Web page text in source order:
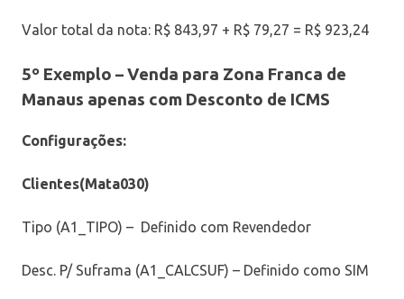
Valor total da nota: R$ 843,97 + R$ 79,27 = R$ 923,24
5º Exemplo –Venda para Zona Franca de
Manaus apenas com Desconto de ICMS
Configurações:
Clientes(Mata030)
Tipo (A1_TIPO) – Definido com Revendedor
Desc. P/ Suframa (A1_CALCSUF) – Definido como SIM